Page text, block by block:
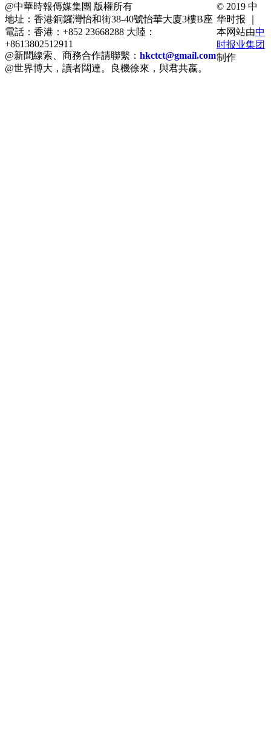
@中華時報傳媒集團 版權所有
地址：香港銅鑼灣怡和街38-40號怡華大廈3樓B座
電話：香港：+852 23668288 大陸：
+8613802512911
@新聞線索、商務合作請聯繫： hkctct@gmail.com
@世界博大，讀者闊達。良機徐來，與君共嬴。
© 2019 中
华时报 ｜
本网站由中
时报业集团
制作